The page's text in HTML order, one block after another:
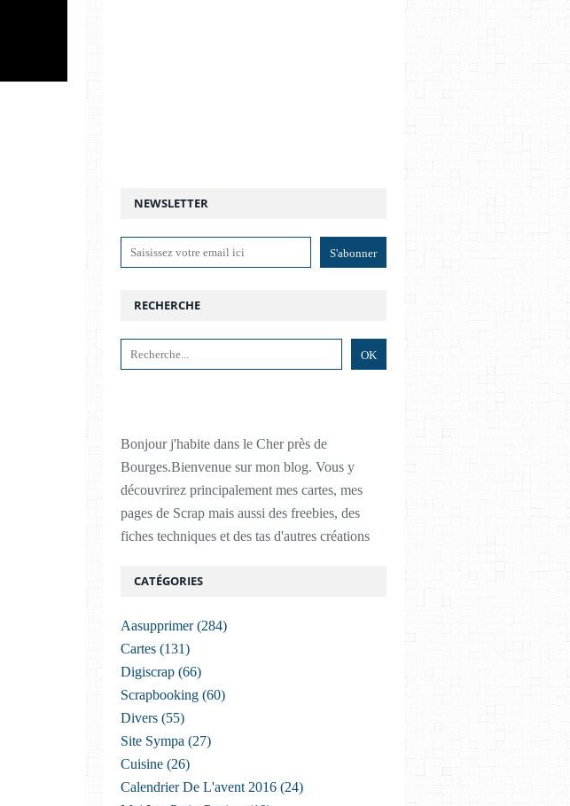
NEWSLETTER
RECHERCHE
Bonjour j'habite dans le Cher près de
Bourges.Bienvenue sur mon blog. Vous y
découvrirez principalement mes cartes, mes
pages de Scrap mais aussi des freebies, des
fiches techniques et des tas d'autres créations
CATÉGORIES
Aasupprimer(284)
Cartes (131)
Digiscrap (66)
Scrapbooking (60)
Divers (55)
Site Sympa (27)
Cuisine (26)
Calendrier De L'avent 2016 (24)